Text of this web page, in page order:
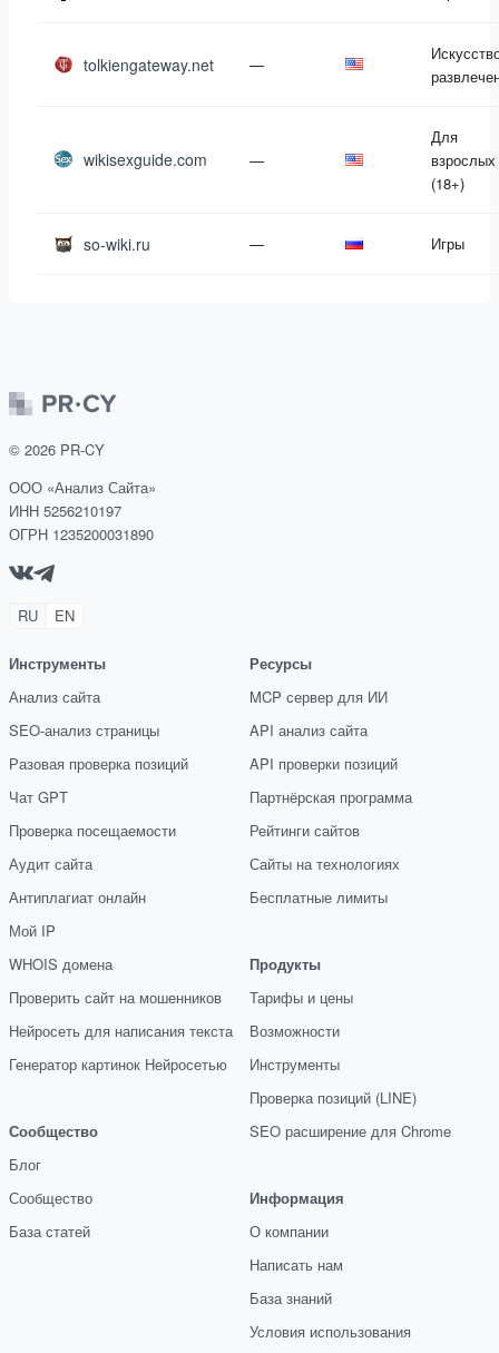
tolkiengateway.net —
wikisexguide.com —
Для
взрослых
(18+)
so-wiki.ru — Игры
© 2026 PR-CY
ООО «Анализ Сайта»
ИНН 5256210197
ОГРН 1235200031890
RU EN
Инструменты
Анализ сайта
SEO-анализ страницы
Разовая проверка позиций
Чат GPT
Проверка посещаемости
Аудит сайта
Антиплагиат онлайн
Мой IP
WHOIS домена
Проверить сайт на мошенников
Нейросеть для написания текста
Генератор картинок Нейросетью
Сообщество
Блог
Сообщество
База статей
Ресурсы
MCP сервер для ИИ
API анализ сайта
API проверки позиций
Партнёрская программа
Рейтинги сайтов
Сайты на технологиях
Бесплатные лимиты
Продукты
Тарифы и цены
Возможности
Инструменты
Проверка позиций (LINE)
SEO расширение для Chrome
Информация
О компании
Написать нам
База знаний
Условия использования